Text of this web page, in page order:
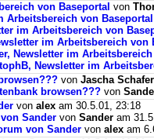
von Baseportal von
Arbeitsbereich von Baseportal
im Arbeitsbereich von
im Arbeitsbereich von
Newsletter im
Newsletter im
von Jascha Schafer
browsen??? von
von alex am 30.5.01, 23:18
Sander von Sander am
von Sander von alex am